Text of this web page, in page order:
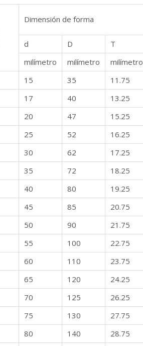
Dimensión de forma
d
D T
milímetro
milímetro milímetro
15 35 11.75
17 40 13.25
20 47 15.25
25 52 16.25
30 62 17.25
35 72 18.25
40 80 19.25
45 85 20.75
50 90 21.75
55 100 22.75
60 110 23.75
65 120 24.25
70 125 26.25
75 130 27.75
80 140 28.75